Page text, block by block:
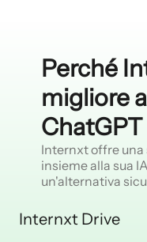
Perché
migliore
ChatGPT
Internxt offre
insieme alla sua
un'alternativa
Internxt Drive